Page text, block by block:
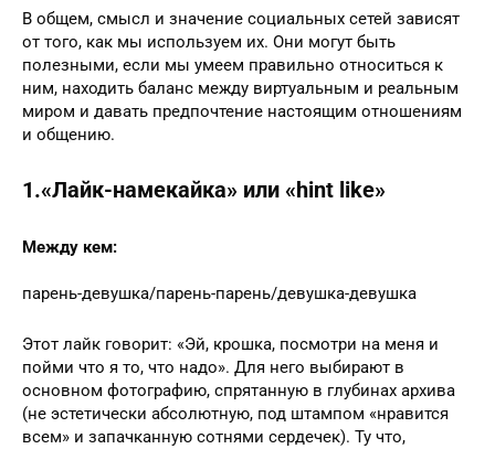
В общем, смысл и значение социальных сетей зависят
от того, как мы используем их. Они могут быть
полезными, если мы умеем правильно относиться к
ним, находить баланс между виртуальным и реальным
миром и давать предпочтение настоящим отношениям
и общению.
1.«Лайк-намекайка» или «hint like»
Между кем:
парень-девушка/парень-парень/девушка-девушка
Этот лайк говорит: «Эй, крошка, посмотри на меня и
пойми что я то, что надо». Для него выбирают в
основном фотографию, спрятанную в глубинах архива
(не эстетически абсолютную, под штампом «нравится
всем» и запачканную сотнями сердечек). Ту что,